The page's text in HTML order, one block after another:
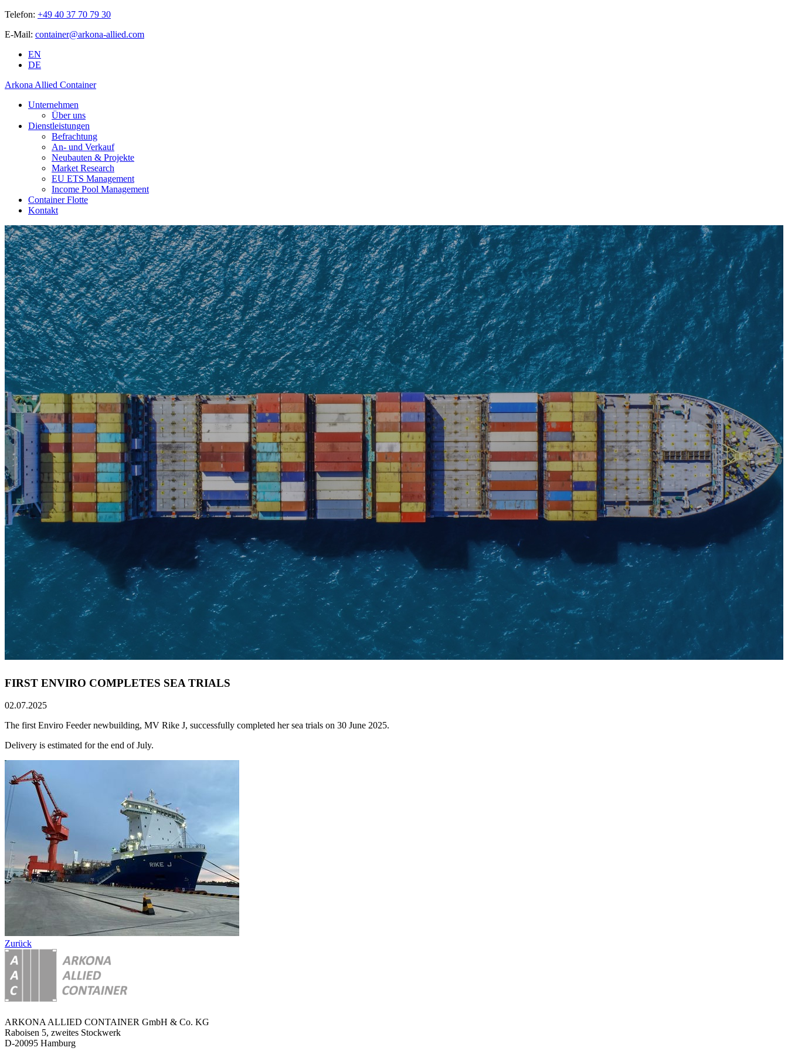
Telefon: +49 40 37 70 79 30
E-Mail: container@arkona-allied.com
EN
DE
Arkona Allied Container
Unternehmen
Über uns
Dienstleistungen
Befrachtung
An- und Verkauf
Neubauten & Projekte
Market Research
EU ETS Management
Income Pool Management
Container Flotte
Kontakt
FIRST ENVIRO COMPLETES SEA TRIALS
02.07.2025
The first Enviro Feeder newbuilding, MV Rike J, successfully completed her sea trials on 30 June 2025.
Delivery is estimated for the end of July.
Zurück
ARKONA ALLIED CONTAINER GmbH & Co. KG
Raboisen 5, zweites Stockwerk
D-20095 Hamburg